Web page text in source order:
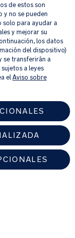
REGISTRAR
recibir por
sobre
tu interés.
datos personales,
de estos son
y no se pueden
solo para ayudar a
y mejorar su
los datos
del dispositivo)
se transferirán a
a leyes
elAviso sobre